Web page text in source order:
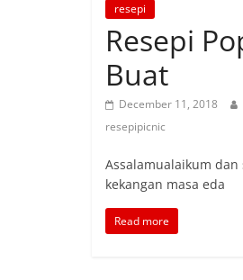
resepi
Resepi
Buat
December 11, 2018
resepipicnic
Assalamualaikum
kekangan masa eda
Read more